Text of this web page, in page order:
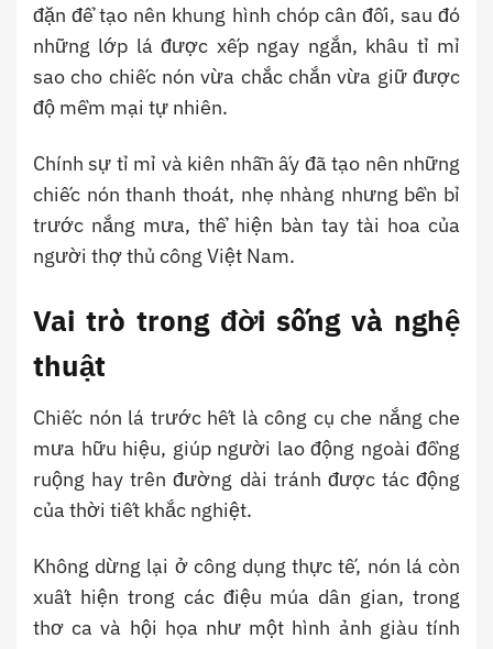
đặn để tạo nên khung hình chóp cân đối, sau đó
những lớp lá được xếp ngay ngắn, khâu tỉ mỉ
sao cho chiếc nón vừa chắc chắn vừa giữ được
độ mềm mại tự nhiên.
Chính sự tỉ mỉ và kiên nhẫn ấy đã tạo nên những
chiếc nón thanh thoát, nhẹ nhàng nhưng bền bỉ
trước nắng mưa, thể hiện bàn tay tài hoa của
người thợ thủ công Việt Nam.
Vai trò trong đời sống và nghệ
thuật
Chiếc nón lá trước hết là công cụ che nắng che
mưa hữu hiệu, giúp người lao động ngoài đồng
ruộng hay trên đường dài tránh được tác động
của thời tiết khắc nghiệt.
Không dừng lại ở công dụng thực tế, nón lá còn
xuất hiện trong các điệu múa dân gian, trong
thơ ca và hội họa như một hình ảnh giàu tính